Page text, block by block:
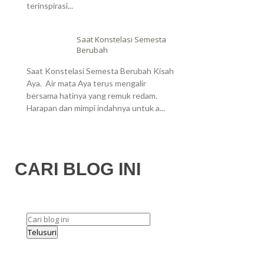
terinspirasi...
Saat Konstelasi Semesta
Berubah
Saat Konstelasi Semesta Berubah Kisah
Aya. Air mata Aya terus mengalir
bersama hatinya yang remuk redam.
Harapan dan mimpi indahnya untuk a...
CARI BLOG INI